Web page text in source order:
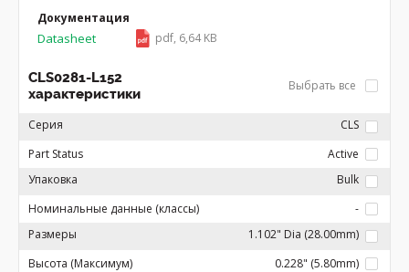
Документация
Datasheet pdf, 6,64 KB
CLS0281-L152
характеристики
Выбрать все
Серия
CLS
Part Status
Active
Упаковка
Bulk
Номинальные данные (классы)
-
Размеры
1.102" Dia (28.00mm)
Высота (Максимум)
0.228" (5.80mm)